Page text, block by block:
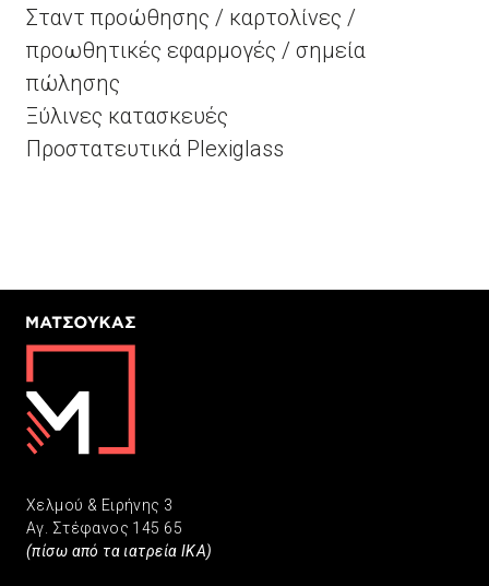
Σταντ προώθησης / καρτολίνες /
προωθητικές εφαρμογές / σημεία
πώλησης
Ξύλινες κατασκευές
Προστατευτικά Plexiglass
Χελμού & Ειρήνης 3
Αγ. Στέφανος 145 65
(πίσω από τα ιατρεία ΙΚΑ)